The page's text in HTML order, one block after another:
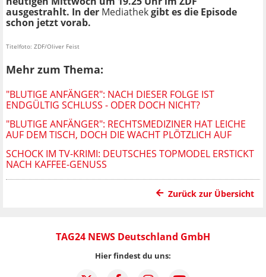
ausgestrahlt. In der Mediathekgibt es die Episode
schon jetzt vorab.
Titelfoto: ZDF/Oliver Feist
Mehr zum Thema:
"BLUTIGE ANFÄNGER": NACH DIESER FOLGE IST
ENDGÜLTIG SCHLUSS - ODER DOCH NICHT?
"BLUTIGE ANFÄNGER": RECHTSMEDIZINER HAT LEICHE
AUF DEM TISCH, DOCH DIE WACHT PLÖTZLICH AUF
SCHOCK IM TV-KRIMI: DEUTSCHES TOPMODEL ERSTICKT
NACH KAFFEE-GENUSS
Zurück zur Übersicht
TAG24 NEWS Deutschland GmbH
Hier findest du uns: